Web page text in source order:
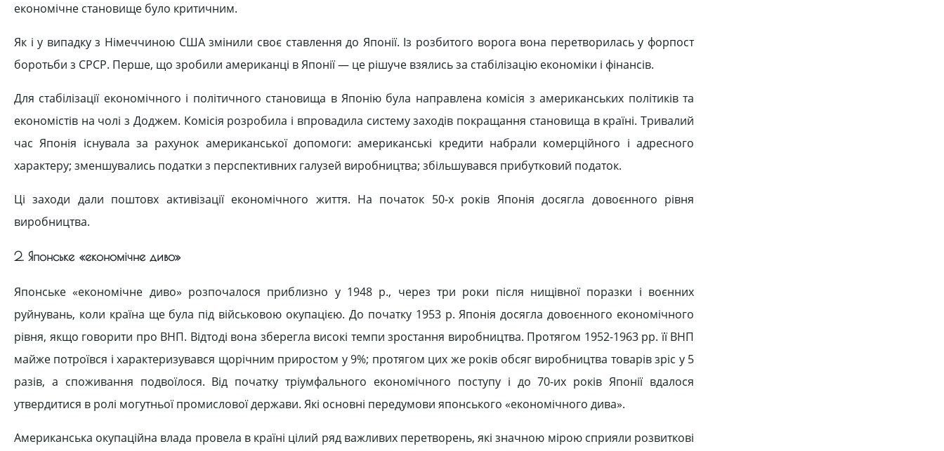
економічне становище було критичним.
Як і у випадку з Німеччиною США змінили своє ставлення до Японії. Із розбитого ворога вона перетворилась у форпост
боротьби з СРСР. Перше, що зробили американці в Японії — це рішуче взялись за стабілізацію економіки і фінансів.
Для стабілізації економічного і політичного становища в Японію була направлена комісія з американських політиків та
економістів на чолі з Доджем. Комісія розробила і впровадила систему заходів покращання становища в країні. Тривалий
час Японія існувала за рахунок американської допомоги: американські кредити набрали комерційного і адресного
характеру; зменшувались податки з перспективних галузей виробництва; збільшувався прибутковий податок.
Ці заходи дали поштовх активізації економічного життя. На початок 50-х років Японія досягла довоєнного рівня
виробництва.
2. Японське «економічне диво»
Японське «економічне диво» розпочалося приблизно у 1948 р., через три роки після нищівної поразки і воєнних
руйнувань, коли країна ще була під військовою окупацією. До початку 1953 р. Японія досягла довоєнного економічного
рівня, якщо говорити про ВНП. Відтоді вона зберегла високі темпи зростання виробництва. Протягом 1952-1963 рр. її ВНП
майже потроївся і характеризувався щорічним приростом у 9%; протягом цих же років обсяг виробництва товарів зріс у 5
разів, а споживання подвоїлося. Від початку тріумфального економічного поступу і до 70-их років Японії вдалося
утвердитися в ролі могутньої промислової держави. Які основні передумови японського «економічного дива».
Американська окупаційна влада провела в країні цілий ряд важливих перетворень, які значною мірою сприяли розвиткові